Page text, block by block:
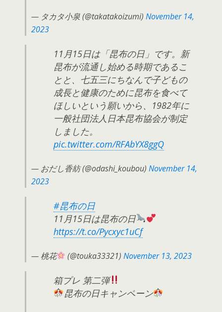
— タカタ小泉 (@takatakoizumi) November 14,
2023
11月15日は「昆布の日」です。新
昆布が流通し始める時期であるこ
とと、七五三にちなんで子どもの
成長と健康のために昆布を食べて
ほしいという願いから、1982年に
一般社団法人日本昆布協会が制定
しました。
pic.twitter.com/RFAbYX8ggQ
— おだし香紡 (@odashi_koubou) November 14,
2023
#昆布の日
11月15日は昆布の日
https://t.co/Pycxyc1uCf
— 桃花 (@touka33321)November 13, 2023
箱プレ 第二弾
昆布の日キャンペーン